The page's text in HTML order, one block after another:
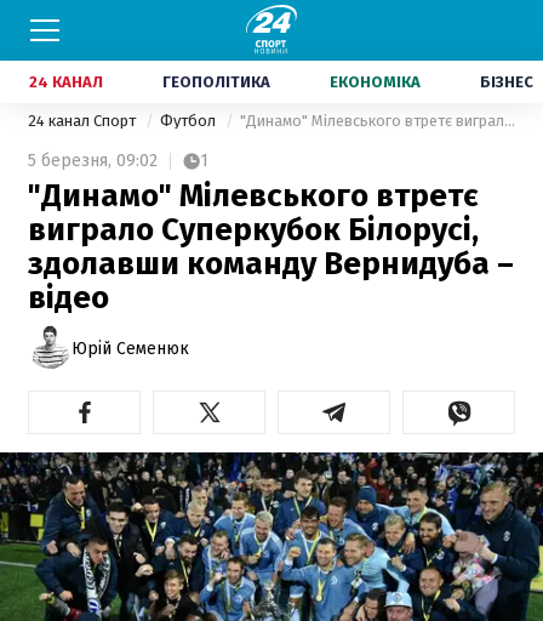
24 КАНАЛ ГЕОПОЛІТИКА ЕКОНОМІКА БІЗНЕС
24 канал Спорт Футбол "Динамо" Мілевського втретє виграло Суперкубок Білорусі, здолавши команду Вернидуба – відео
5 березня, 09:02 1
"Динамо" Мілевського втретє
виграло Суперкубок Білорусі,
здолавши команду Вернидуба –
відео
Юрій Семенюк